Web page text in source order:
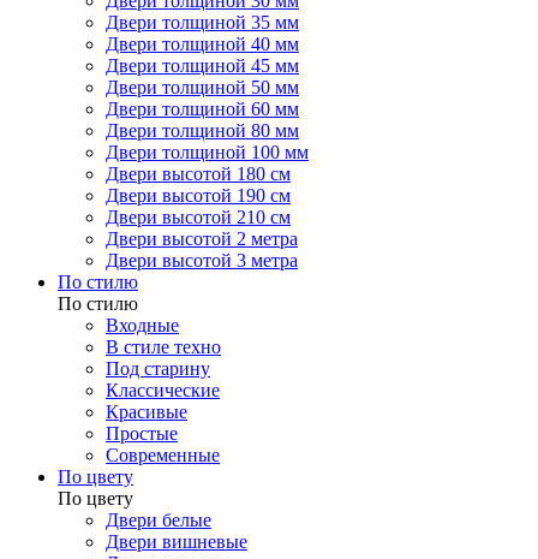
Двери толщиной 35 мм
Двери толщиной 40 мм
Двери толщиной 45 мм
Двери толщиной 50 мм
Двери толщиной 60 мм
Двери толщиной 80 мм
Двери толщиной 100 мм
Двери высотой 180 см
Двери высотой 190 см
Двери высотой 210 см
Двери высотой 2 метра
Двери высотой 3 метра
По стилю
По стилю
Входные
В стиле техно
Под старину
Классические
Красивые
Простые
Современные
По цвету
По цвету
Двери белые
Двери вишневые